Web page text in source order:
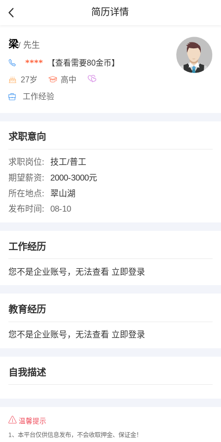
简历详情
梁/ 先生
**** 【查看需要80金币】
27岁 高中
工作经验
求职意向
求职岗位:
技工/普工
期望薪资:
2000-3000元
所在地点:
翠山湖
发布时间:
08-10
工作经历
您不是企业账号，无法查看 立即登录
教育经历
您不是企业账号，无法查看 立即登录
自我描述
温馨提示
1、本平台仅供信息发布，不会收取押金、保证金！